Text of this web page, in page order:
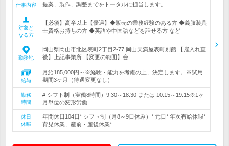
仕事内容
提案、製作、調整までをトータルに担当します。
対象と
なる方
【必須】高卒以上【優遇】◆販売の業務経験のある方 ◆義肢装具
士資格お持ちの方 ◆英語や中国語などを話せる方 など
勤務地
岡山県岡山市北区表町2丁目2-77 岡山天満屋表町別館 【雇入れ直
後】上記事業所 【変更の範囲】会…
給与
月給185,000円～※経験・能力を考慮の上、決定します。※試用
期間3ヶ月（待遇変更なし）
勤務
時間
# シフト制（実働8時間）9:30～18:30 または 10:15～19:15※1ヶ
月単位の変形労働…
休日
休暇
年間休日104日* シフト制（月8～9日休み）* 元日* 年次有給休暇*
育児休業、産前・産後休業*…